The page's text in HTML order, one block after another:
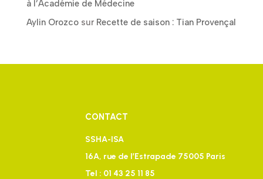
à l’Académie de Médecine
Aylin Orozcosur Recette de saison : Tian Provençal
CONTACT
SSHA-ISA
16A, rue de l’Estrapade 75005 Paris
Tel : 01 43 25 11 85